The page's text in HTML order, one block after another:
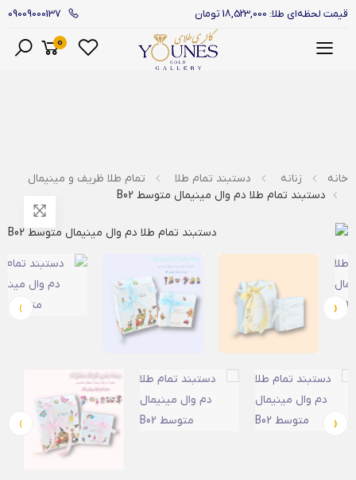
قیمت لحظه‌ای طلا: 18,523,000 تومان 09009000137
0
خانه زنانه دستبند تمام طلا
تمام طلا ظریف و مینیمال
دستبند تمام طلا دم وال مینیمال متوسط B02
‹
›
‹
›